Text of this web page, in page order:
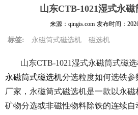
山东CTB-1021湿式永
来源：qingis.com 发布时间：
标签: 永磁筒式磁选机 磁选机
山东CTB-1021湿式永磁筒式磁
永磁筒式磁选机分选粒度如何选铁
厂家，永磁筒式磁选机是一款以永
矿物分选或非磁性物料除铁的连续